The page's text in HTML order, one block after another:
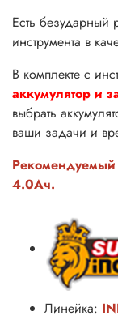
Есть
инструмента в
В комплекте с
аккумулятор и
выбрать
ваши задачи и
4.0Ач.
Линейка: